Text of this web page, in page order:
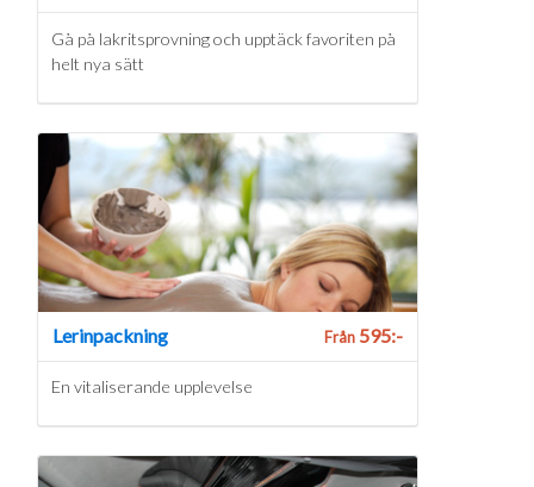
Gå på lakritsprovning och upptäck favoriten på
helt nya sätt
Lerinpackning Från595:-
En vitaliserande upplevelse